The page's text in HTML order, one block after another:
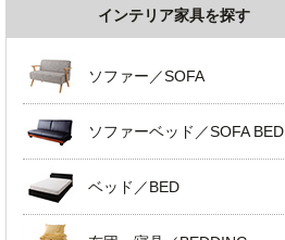
インテリア家具を探す
ソファー／SOFA
ソファーベッド／SOFA BED
ベッド／BED